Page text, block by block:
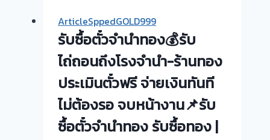
ArticleSppedGOLD999
รับซื้อตั๋วจำนำทอง💰รับ
ไถ่ถอนถึงโรงจำนำ-ร้านทอง
ประเมินตั๋วฟรี จ่ายเงินทันที
ไม่ต้องรอ จบหน้างาน📌รับ
ซื้อตั๋วจำนำทอง รับซื้อทอง |